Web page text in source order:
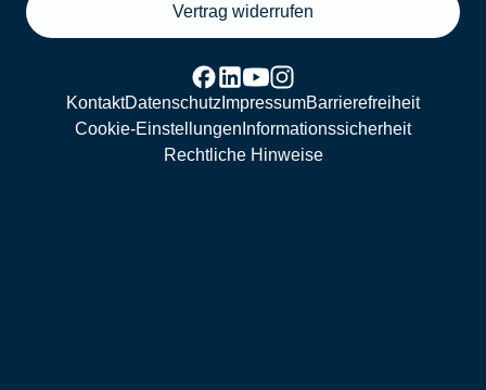
Vertrag widerrufen
KontaktDatenschutz ImpressumBarrierefreiheit
Cookie-Einstellungen Informationssicherheit
Rechtliche Hinweise